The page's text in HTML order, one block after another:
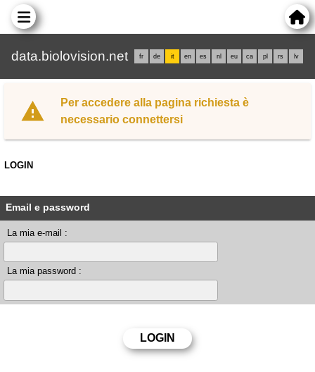
data.biolovision.net fr de it en es nl eu ca pl rs lv
Per accedere alla pagina richiesta è
necessario connettersi
LOGIN
Email e password
La mia e-mail :
La mia password :